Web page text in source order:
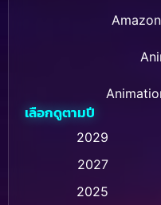
เลือกดูตามปี
2029
2027
2025